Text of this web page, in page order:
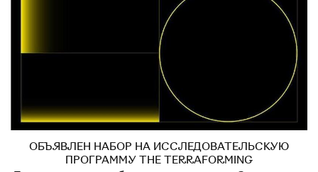
ОБЪЯВЛЕН НАБОР НА ИССЛЕДОВАТЕЛЬСКУЮ
ПРОГРАММУ THE TERRAFORMING